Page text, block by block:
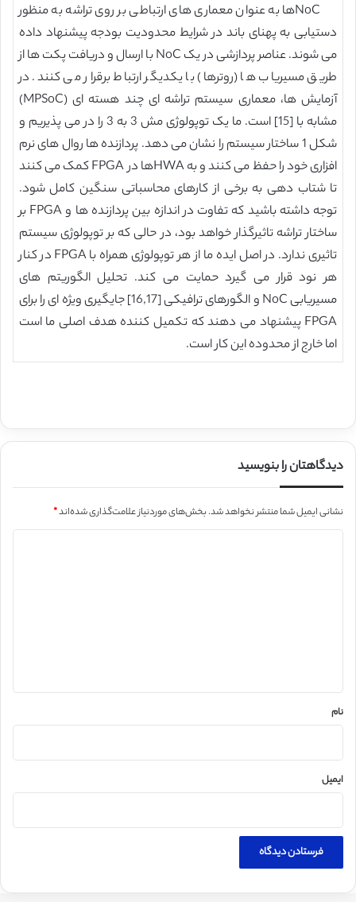
NoCها به عنوان معماری های ارتباطی بر روی تراشه به منظور
دستیابی به پهنای باند در شرایط محدودیت بودجه پیشنهاد داده
می شوند. عناصر پردازشی در یک NoC با ارسال و دریافت پکت ها از
طریق مسیریاب ها (روترها) با یکدیگر ارتباط برقرار می کنند. در
آزمایش ها، معماری سیستم تراشه ای چند هسته ای (MPSoC)
مشابه با [15] است. ما یک توپولوژی مش 3 به 3 را در می پذیریم و
شکل 1 ساختار سیستم را نشان می دهد. پردازنده ها روال های نرم
افزاری خود را حفظ می کنند و به HWAها در FPGA کمک می کنند
تا شتاب دهی به برخی از کارهای محاسباتی سنگین کامل شود.
توجه داشته باشید که تفاوت در اندازه بین پردازنده ها و FPGA بر
ساختار تراشه تاثیرگذار خواهد بود، در حالی که بر توپولوژی سیستم
تاثیری ندارد. در اصل ایده ما از هر توپولوژی همراه با FPGA در کنار
هر نود قرار می گیرد حمایت می کند. تحلیل الگوریتم های
مسیریابی NoC و الگورهای ترافیکی [16,17] جایگیری ویژه ای را برای
FPGA پیشنهاد می دهند که تکمیل کننده هدف اصلی ما است
اما خارج از محدوده این کار است.
دیدگاهتان را بنویسید
نشانی ایمیل شما منتشر نخواهد شد.بخش‌های موردنیاز علامت‌گذاری شده‌اند*
نام
ایمیل